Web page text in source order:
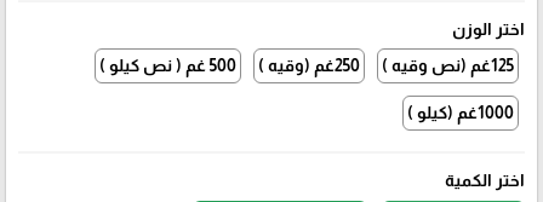
اختر الوزن
125غم (نص وقيه )
250غم (وقيه ) 500 غم ( نص كيلو )
1000غم (كيلو )
اختر الكمية